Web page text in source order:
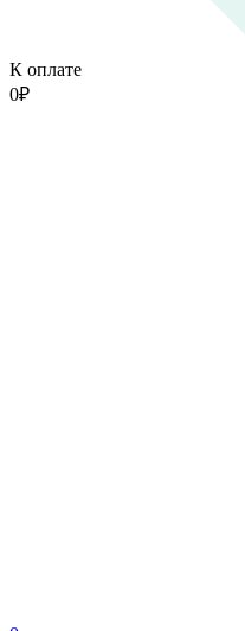
К оплате
0₽